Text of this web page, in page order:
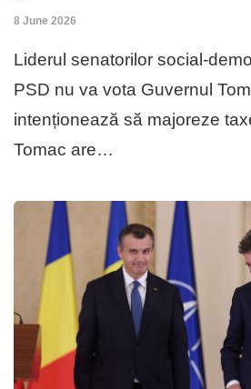
8 June 2026
Liderul senatorilor social-
PSD nu va vota Guvernul
intenționează să majoreze
Tomac are…